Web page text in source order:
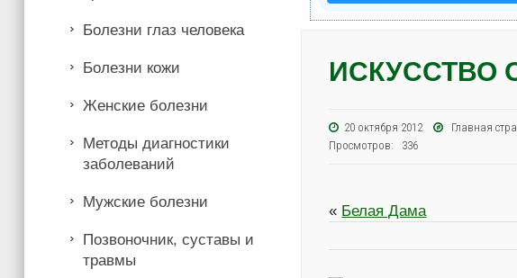
ИСКУССТВО
20 октября 2012 Главная
Просмотров: 336
« Белая Дама
Болезни глаз человека
Болезни кожи
Женские болезни
Методы диагностики
заболеваний
Мужские болезни
Позвоночник, суставы и
травмы